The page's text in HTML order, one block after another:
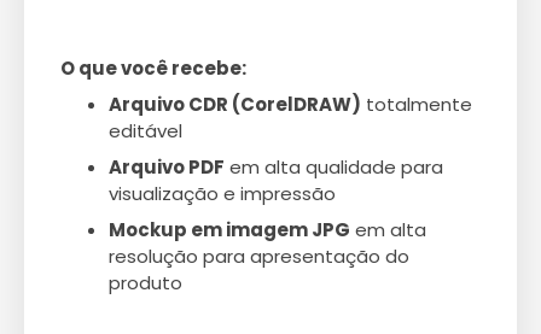
O que você recebe:
Arquivo CDR (CorelDRAW) totalmente
editável
Arquivo PDF em alta qualidade para
visualização e impressão
Mockup em imagem JPG em alta
resolução para apresentação do
produto